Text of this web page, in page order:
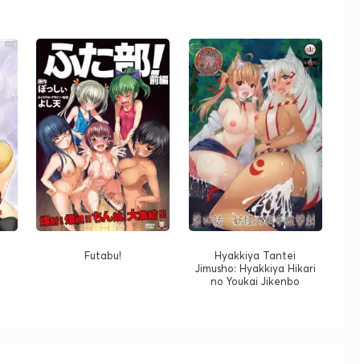
Futabu!
Hyakkiya Tantei
Jimusho: Hyakkiya Hikari
no Youkai Jikenbo